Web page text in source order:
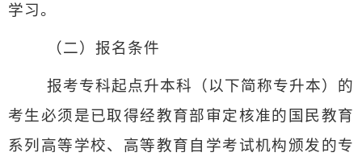
学习。
（二）报名条件
报考专科起点升本科（以下简称专升本）的
考生必须是已取得经教育部审定核准的国民教育
系列高等学校、高等教育自学考试机构颁发的专